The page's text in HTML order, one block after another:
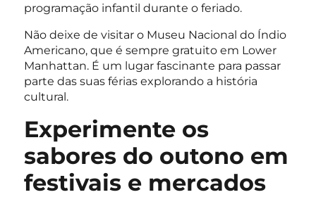
programação infantil durante o feriado.
Não deixe de visitar o Museu Nacional do Índio
Americano, que é sempre gratuito em Lower
Manhattan. É um lugar fascinante para passar
parte das suas férias explorando a história
cultural.
Experimente os
sabores do outono em
festivais e mercados